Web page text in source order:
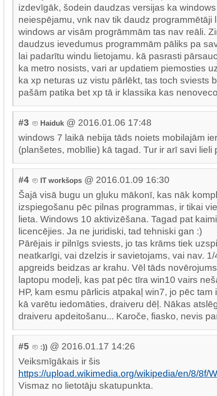
izdevīgāk, šodein daudzas versijas ka
neiespējamu, vnk nav tik daudz programmētāji
windows ar visām progrāmmām tas nav reāli.
daudzus ievedumus programmām pāliks pa
lai padarītu windu lietojamu. kā pasrasti
ka metro nosists, vari ar updatiem piemosties
ka xp neturas uz vistu pārlēkt, tas toch sviests
pašām patika bet xp tā ir klassika kas
#3 Haiduk @ 2016.01.06 17:48
windows 7 laikā nebija tāds noiets mobilajām
(planšetes, mobīlie) kā tagad. Tur ir arī savi lieli
#4 IT workšops @ 2016.01.09 16:30
Šajā visā bugu un gļuku mākonī, kas nāk
izspiegošanu pēc pilnas programmas, ir tikai
lieta. Windows 10 aktivizēšana. Tagad pat
licencējies. Ja ne juridiski, tad tehniski gan :)
Pārējais ir pilnīgs sviests, jo tas krāms tiek
neatkarīgi, vai dzelzis ir savietojams, vai nav.
apgreids beidzas ar krahu. Vēl tāds
laptopu modeļi, kas pat pēc tīra win10 vairs
HP, kam esmu pārlicis atpakaļ win7, jo pēc tam
kā varētu iedomāties, draiveru dēļ. Nākas
draiveru apdeitošanu... Karoče, fiasko, nevis
#5 :)) @ 2016.01.17 14:26
Veiksmīgākais ir šis
https://upload.wikimedia.org/wikipedia/en/8/8f/
Vismaz no lietotāju skatupunkta.